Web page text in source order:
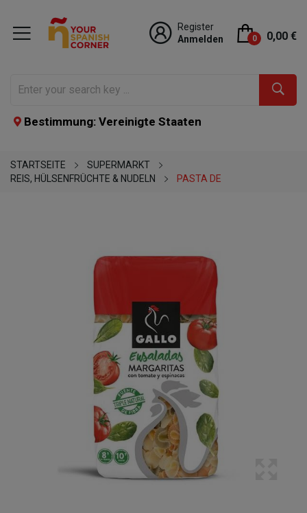
Register
Anmelden
0 0,00 €
Bestimmung: Vereinigte Staaten
STARTSEITE
SUPERMARKT
REIS, HÜLSENFRÜCHTE & NUDELN
PASTA DE